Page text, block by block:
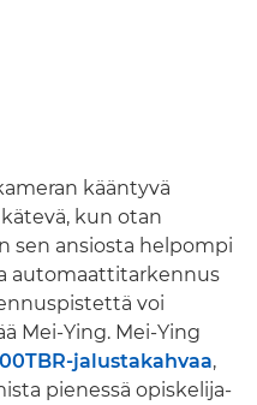
kääntyvä
kun otan
sen ansiosta helpompi
automaattitarkennus
voi
Mei-Ying. Mei-Ying
jalustakahvaa,
pienessä opiskelija-